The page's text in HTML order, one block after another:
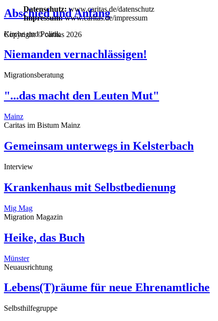
Abschied und Anfang
Kirche und Politik
Niemanden vernachlässigen!
Migrationsberatung
"...das macht den Leuten Mut"
Mainz
Caritas im Bistum Mainz
Gemeinsam unterwegs in Kelsterbach
Interview
Krankenhaus mit Selbstbedienung
Mig Mag
Migration Magazin
Heike, das Buch
Münster
Neuausrichtung
Lebens(T)räume für neue Ehrenamtliche
Selbsthilfegruppe
Datenschutz: www.caritas.de/datenschutz
Impressum:www.caritas.de/impressum
Copyright © caritas 2026